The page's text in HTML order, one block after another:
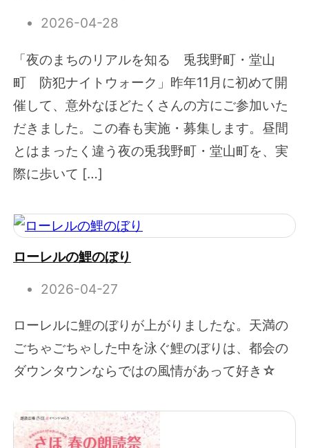
2026-04-28
「夜のまちのリアルを知る 兎我野町・堂山
町 防犯ナイトウォーク」昨年11月に初めて開
催して、意外なほどたくさんの方にご参加いた
だきました。この春も実施・募集します。昼間
とはまったく違う夜の兎我野町・堂山町を、実
際に歩いて […]
ローレルの鯉のぼり
2026-04-27
ローレルに鯉のぼりが上がりましたな。天満の
ごちゃごちゃした中を泳ぐ鯉のぼりは、都会の
ダウンタウンならではの風情があって好き☆